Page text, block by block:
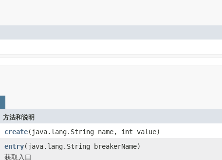
方法和说明
create(java.lang.String name, int value)
entry(java.lang.String breakerName)
获取入口